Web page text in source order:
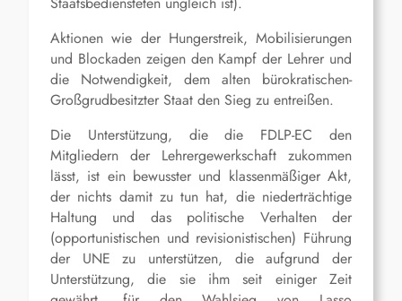
Aktionen wie der Hungerstreik, Mobilisierungen
und Blockaden zeigen den Kampf der Lehrer und
die Notwendigkeit, dem alten bürokratischen-
Großgrudbesitzter Staat den Sieg zu entreißen.
Die Unterstützung, die die FDLP-EC den
Mitgliedern der Lehrergewerkschaft zukommen
lässt, ist ein bewusster und klassenmäßiger Akt,
der nichts damit zu tun hat, die niederträchtige
Haltung und das politische Verhalten der
(opportunistischen und revisionistischen) Führung
der UNE zu unterstützen, die aufgrund der
Unterstützung, die sie ihm seit einiger Zeit